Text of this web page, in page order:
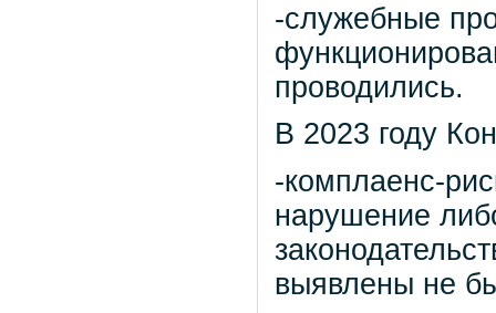
-служебные
проводились.
В 2023 году
-комплаенс-
нарушение
выявлены не